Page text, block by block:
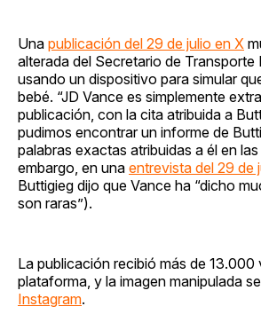
Una publicación del 29 de julio en X
alterada del Secretario de Transporte
usando un dispositivo para simular
bebé. “JD Vance es simplemente
publicación, con la cita atribuida a
pudimos encontrar un informe de
palabras exactas atribuidas a él en
embargo, en una entrevista del 29 de
Buttigieg dijo que Vance ha “dicho
son raras”).
La publicación recibió más de 13.000
plataforma, y ​​la imagen manipulada
Instagram.